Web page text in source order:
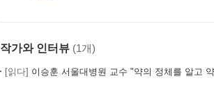
작가와 인터뷰 (1개)
[읽다] 이승훈 서울대병원 교수 "약의 정체를 알고